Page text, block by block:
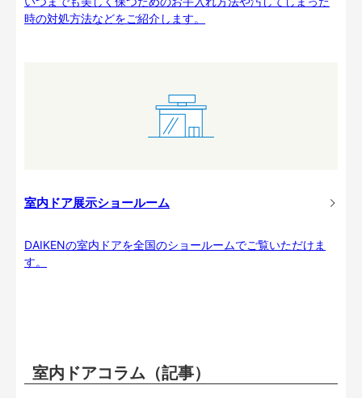
時の対処方法などをご紹介します。
室内ドア展示ショールーム
DAIKENの室内ドアを全国のショールームでご覧いただけま
す。
室内ドアコラム（記事）